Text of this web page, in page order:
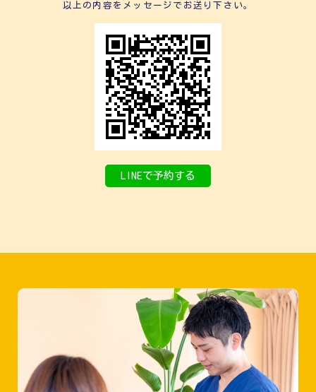
以上の内容をメッセージでお送り下さい。
LINEで予約する